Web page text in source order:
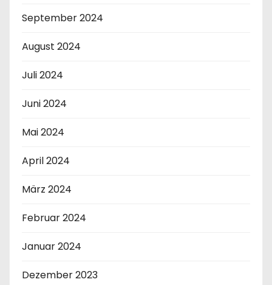
September 2024
August 2024
Juli 2024
Juni 2024
Mai 2024
April 2024
März 2024
Februar 2024
Januar 2024
Dezember 2023